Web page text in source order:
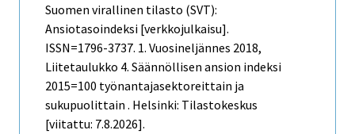
Suomen virallinen tilasto (SVT):
Ansiotasoindeksi [verkkojulkaisu].
ISSN=1796-3737. 1. Vuosineljännes 2018,
Liitetaulukko 4. Säännöllisen ansion indeksi
2015=100 työnantajasektoreittain ja
sukupuolittain . Helsinki: Tilastokeskus
[viitattu: 7.8.2026].